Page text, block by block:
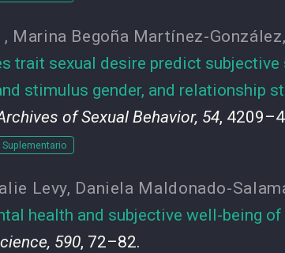
, Marina Begoña Martínez-González,
trait sexual desire predict
stimulus gender, and relationship
of Sexual Behavior, 54,
Levy, Daniela Maldonado-
health and subjective well-being
590, 72–82.